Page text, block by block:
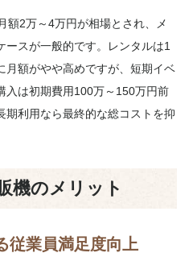
額2万～4万円が相場とされ、メ
ースが一般的です。レンタルは1
月額がやや高めですが、短期イベ
入は初期費用100万～150万円前
期利用なら最終的な総コストを抑
機のメリット
従業員満足度向上